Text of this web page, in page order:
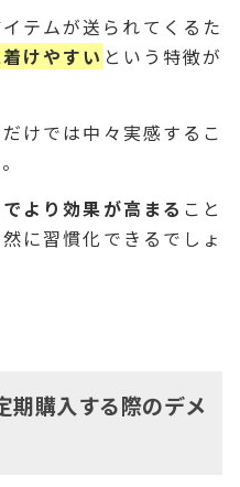
テムが送られてくるた
けやすい という特徴が
けでは中々実感するこ
より効果が高まる こと
に習慣化できるでしょ
期購入する際のデメ